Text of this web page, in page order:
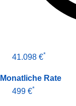
41.098 €*
Monatliche Rate
499 €*